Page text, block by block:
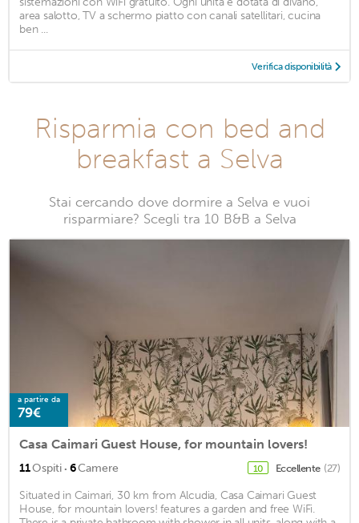
area salotto, TV a schermo piatto con canali satellitari, cucina
ben ...
Verifica disponibilità
Risparmia con bed and
breakfast a Selva
Stai cercando dove dormire a Selva e vuoi
risparmiare? Scegli tra 10 B&B a Selva
a partire da
79€
Casa Caimari Guest House, for mountain lovers!
11Ospiti · 6Camere 10 Eccellente (27)
Situated in Caimari, 30 km from Alcudia, Casa Caimari Guest
House, for mountain lovers! features a garden and free WiFi.